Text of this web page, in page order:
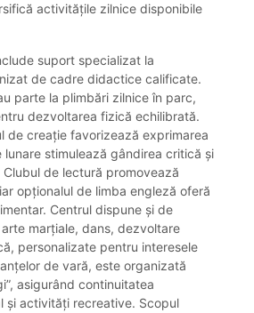
activitățile zilnice disponibile
suport specializat la
de cadre didactice calificate.
parte la plimbări zilnice în parc,
dezvoltarea fizică echilibrată.
de creație favorizează exprimarea
stimulează gândirea critică și
de lectură promovează
opționalul de limba engleză oferă
Centrul dispune și de
marțiale, dans, dezvoltare
personalizate pentru interesele
de vară, este organizată
asigurând continuitatea
și activități recreative. Scopul